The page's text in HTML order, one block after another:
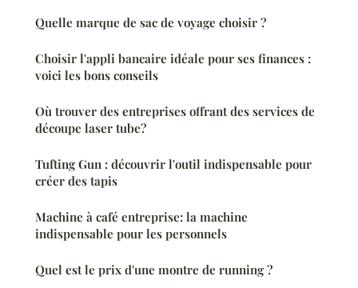
Quelle marque de sac de voyage choisir ?
Choisir l'appli bancaire idéale pour ses finances :
voici les bons conseils
Où trouver des entreprises offrant des services de
découpe laser tube?
Tufting Gun : découvrir l'outil indispensable pour
créer des tapis
Machine à café entreprise: la machine
indispensable pour les personnels
Quel est le prix d'une montre de running ?